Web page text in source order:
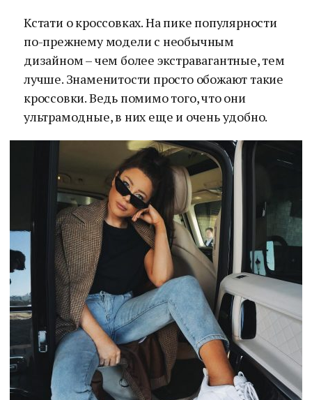
Кстати о кроссовках. На пике популярности
по-прежнему модели с необычным
дизайном – чем более экстравагантные, тем
лучше. Знаменитости просто обожают такие
кроссовки. Ведь помимо того, что они
ультрамодные, в них еще и очень удобно.